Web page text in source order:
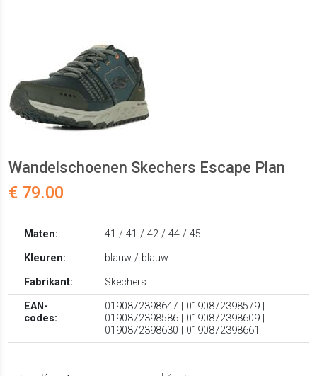
Wandelschoenen Skechers Escape Plan
€ 79.00
Maten:
41 / 41 / 42 / 44 / 45
Kleuren:
blauw / blauw
Fabrikant:
Skechers
EAN-
codes:
0190872398647 | 0190872398579 |
0190872398586 | 0190872398609 |
0190872398630 | 0190872398661